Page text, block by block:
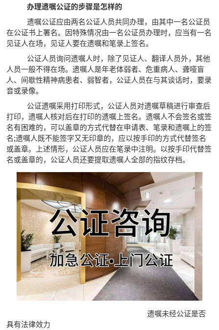
办理遗嘱公证的步骤是怎样的
遗嘱公证应由两名公证人员共同办理，由其中一名公证员
在公证书上署名。因特殊情况由一名公证员办理时，应当有一名
见证人在场，见证人要在遗嘱和笔录上签名。
公证人员询问遗嘱人时，除了见证人、翻译人员外，其他
人员一般不得在场。遗嘱人是年老体弱者、危重病人、聋哑盲
人、间歇性精神病患者、弱智者，公证人员在与其谈话时，要录
音或录像。
公证遗嘱采用打印形式，公证人员对遗嘱草稿进行审查后
打印，遗嘱人核对后在打印的遗嘱上签名。遗嘱人不会签名或签
名有困难的，可以盖章的方式代替在申请表、笔录和遗嘱上的签
名;遗嘱人既不能签字又无印章的，应以按手印的方式代替签名
或盖章。上述情形，公证人员应在笔录中注明。以按手印代替签
名或盖章的，公证人员还要提取遗嘱人全部的指纹存档。
遗嘱未经公证是否
具有法律效力